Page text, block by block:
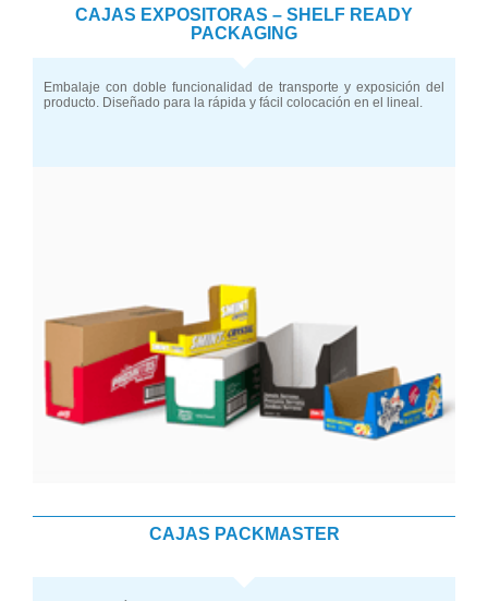
CAJAS EXPOSITORAS – SHELF READY
PACKAGING
Embalaje con doble funcionalidad de transporte y exposición del
producto. Diseñado para la rápida y fácil colocación en el lineal.
CAJAS PACKMASTER